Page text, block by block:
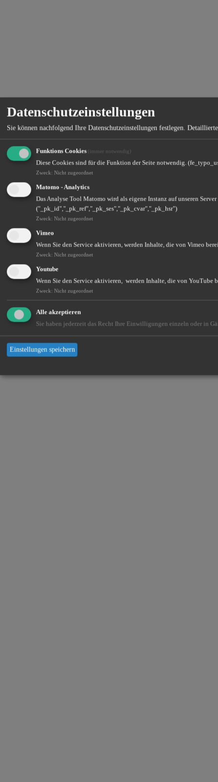
Datenschutzeinstellungen
Sie können nachfolgend Ihre Datenschutzeinstellungen festlegen.
Funktions Cookies (immer notwendig)
Diese Cookies sind für die Funktion der Seite notwendig.
Zweck: Nicht zugeordnet
Matomo - Analytics
Das Analyse Tool Matomo wird als eigene Instanz auf unseren
("_pk_id","_pk_ref","_pk_ses","_pk_cvar","_pk_hsr")
Zweck: Nicht zugeordnet
Vimeo
Wenn Sie den Service aktivieren, werden Inhalte, die von Vimeo
Zweck: Nicht zugeordnet
Youtube
Wenn Sie den Service aktivieren, werden Inhalte, die von YouTube
Zweck: Nicht zugeordnet
Alle akzeptieren
Sie haben jederzeit das Recht Ihre Einwilligungen einzeln oder in
Einstellungen speichern